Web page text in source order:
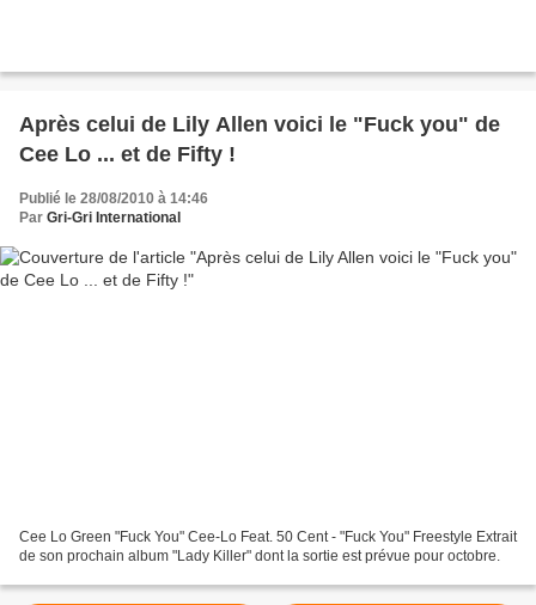
Après celui de Lily Allen voici le "Fuck you" de
Cee Lo ... et de Fifty !
Publié le 28/08/2010 à 14:46
Par Gri-Gri International
Cee Lo Green "Fuck You" Cee-Lo Feat. 50 Cent - "Fuck You" Freestyle Extrait
de son prochain album "Lady Killer" dont la sortie est prévue pour octobre.